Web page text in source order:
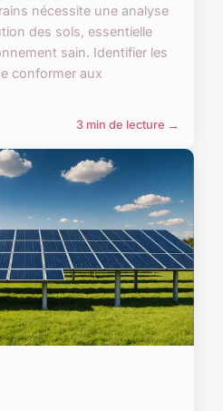
nécessite une analyse
des sols, essentielle
sain. Identifier les
conformer aux
3 min de lecture →